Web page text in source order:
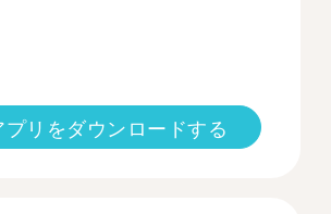
プリをダウンロードする